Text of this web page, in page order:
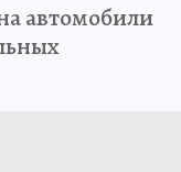
автомобили